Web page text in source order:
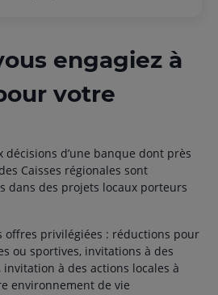
engagiez à
votre
d’une banque dont près
Caisses régionales sont
dans des projets locaux porteurs
offres privilégiées : réductions pour
ou sportives, invitations à des
à des actions locales à
environnement de vie